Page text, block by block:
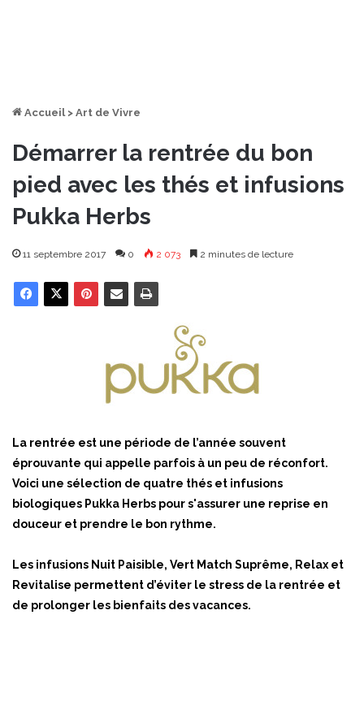
Accueil > Art de Vivre
Démarrer la rentrée du bon
pied avec les thés et infusions
Pukka Herbs
11 septembre 2017 0 2 073 2 minutes de lecture
La rentrée est une période de l’année souvent
éprouvante qui appelle parfois à un peu de réconfort.
Voici une sélection de quatre thés et infusions
biologiques Pukka Herbs pour s'assurer une reprise en
douceur et prendre le bon rythme.
Les infusions Nuit Paisible, Vert Match Suprême, Relax et
Revitalise permettent d’éviter le stress de la rentrée et
de prolonger les bienfaits des vacances.